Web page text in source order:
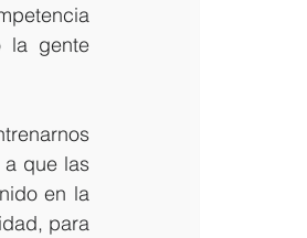
la gente
que las
en la
para